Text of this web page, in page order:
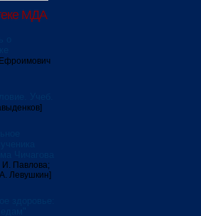
МДА
И. Павлова;
Левушкин]